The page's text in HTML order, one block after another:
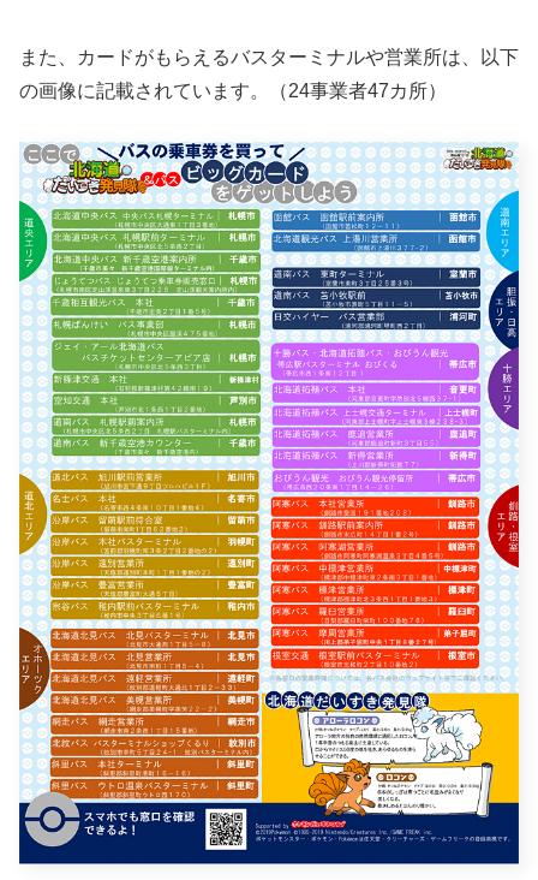
また、カードがもらえるバスターミナルや営業所は、以下
の画像に記載されています。（24事業者47カ所）